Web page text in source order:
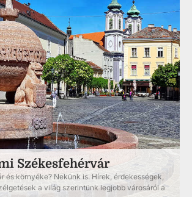
Székesfehérvár
és környéke? Nekünk is. Hírek, érdekességek,
a világ szerintünk legjobb városáról a